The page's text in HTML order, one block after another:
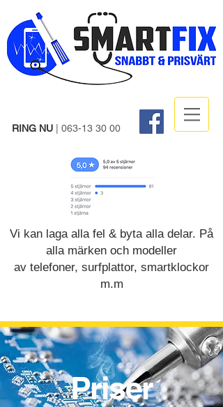
RING NU 063-13 30 00
Vi kan laga alla fel & byta alla delar. På
alla märken och modeller
av telefoner, surfplattor, smartklockor
m.m
Priser